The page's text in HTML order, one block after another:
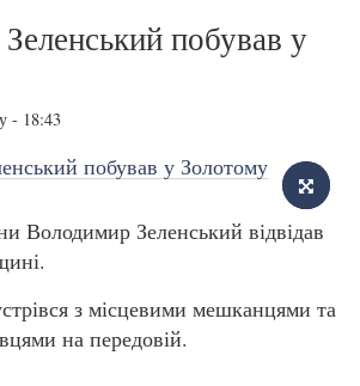
побував у
- 18:43
Володимир Зеленський відвідав
з місцевими мешканцями та
на передовій.